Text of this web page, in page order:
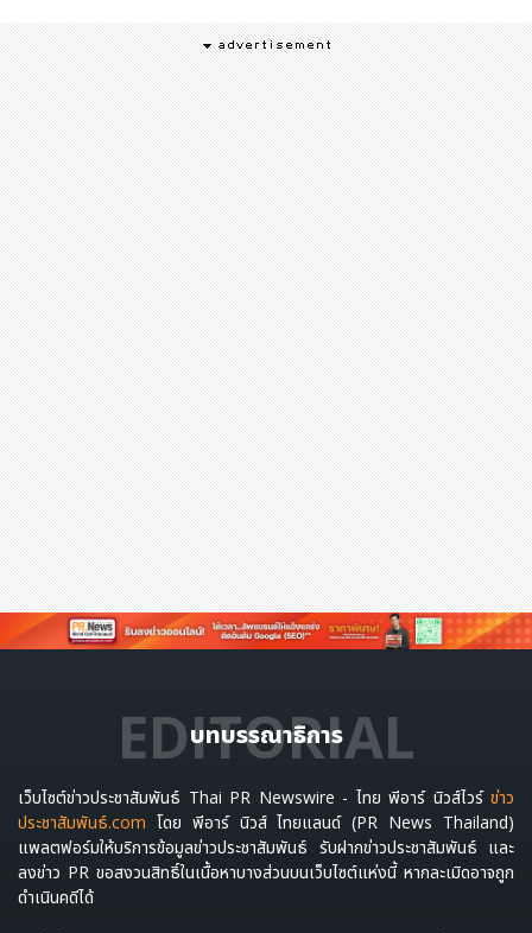
บทบรรณาธิการ
EDITORIAL
เว็บไซต์ข่าวประชาสัมพันธ์ Thai PR Newswire - ไทย พีอาร์ นิวส์ไวร์ ข่าว
ประชาสัมพันธ์.com โดย พีอาร์ นิวส์ ไทยแลนด์ (PR News Thailand)
แพลตฟอร์มให้บริการข้อมูลข่าวประชาสัมพันธ์ รับฝากข่าวประชาสัมพันธ์ และ
ลงข่าว PR ขอสงวนสิทธิ์ในเนื้อหาบางส่วนบนเว็บไซต์แห่งนี้ หากละเมิดอาจถูก
ดำเนินคดีได้